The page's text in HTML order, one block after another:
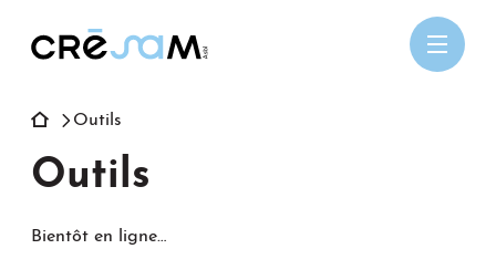
contenu
Outils
Outils
Bientôt en ligne…